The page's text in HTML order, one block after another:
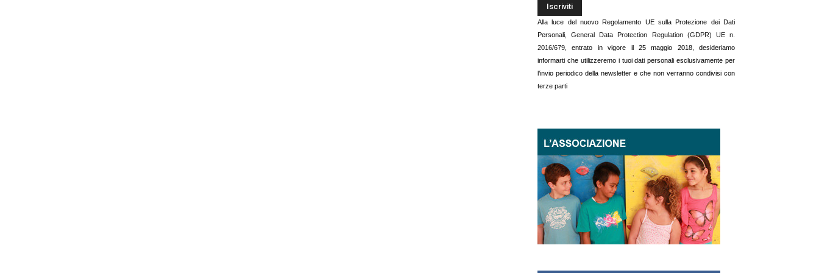
Alla luce del nuovo Regolamento UE sulla Protezione dei Dati
Personali,General Data Protection Regulation (GDPR) UE n.
2016/679 , entrato in vigore il 25 maggio 2018, desideriamo
informarti che utilizzeremo i tuoi dati personali esclusivamente per
l’invio periodico della newsletter e che non verranno condivisi con
terze parti